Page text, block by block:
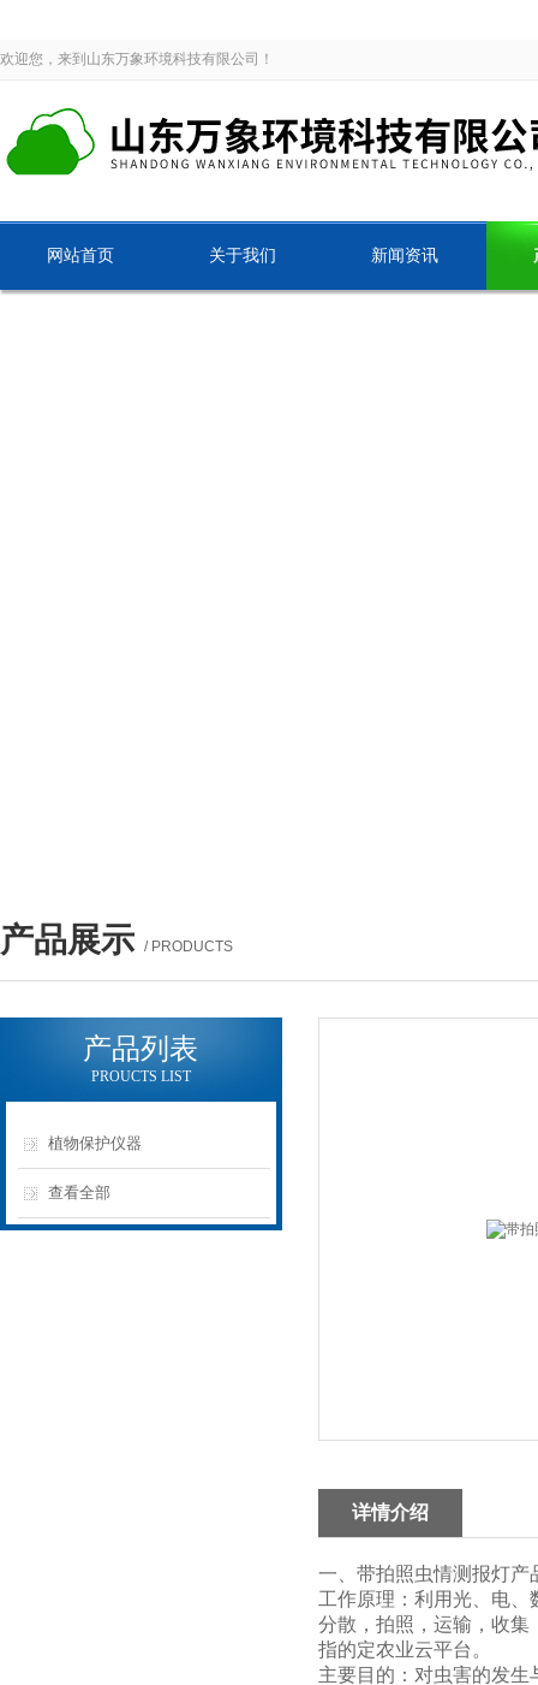
欢迎您，来到山东万象环境科技有限公司！
网站首页 关于我们 新闻资讯
产品展示 / PRODUCTS
产品列表
PROUCTS LIST
植物保护仪器
查看全部
详情介绍
一、带拍照虫情测报灯产
工作原理：利用光、电
分散，拍照，运输，收集
指的定农业云平台。
主要目的：对虫害的发